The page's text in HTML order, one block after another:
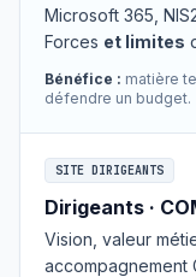
Microsoft 365,
Forces et limites
Bénéfice : matière
défendre un budget.
SITE DIRIGEANTS
Dirigeants ·
Vision, valeur
accompagnement